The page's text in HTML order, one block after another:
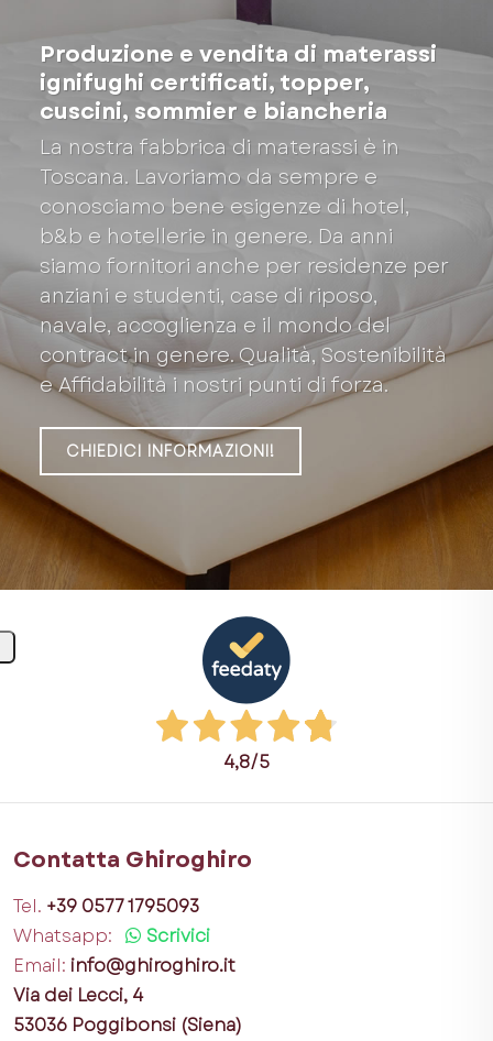
Produzione e vendita di materassi
ignifughi certificati, topper,
cuscini, sommier e biancheria
La nostra fabbrica di materassi è in
Toscana. Lavoriamo da sempre e
conosciamo bene esigenze di hotel,
b&b e hotellerie in genere. Da anni
siamo fornitori anche per residenze per
anziani e studenti, case di riposo,
navale, accoglienza e il mondo del
contract in genere. Qualità, Sostenibilità
e Affidabilità i nostri punti di forza.
CHIEDICI INFORMAZIONI!
4,8/5
Contatta Ghiroghiro
Tel. +39 0577 1795093
Whatsapp:
Scrivici
Email: info@ghiroghiro.it
Via dei Lecci, 4
53036 Poggibonsi (Siena)